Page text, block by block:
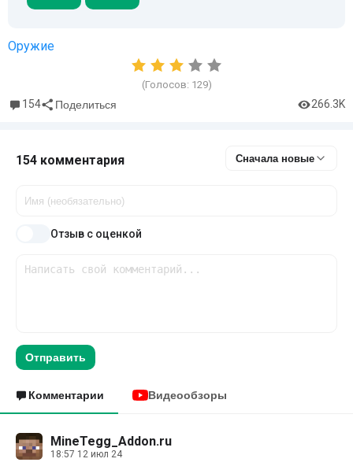
Оружие
(Голосов: 129)
154 Поделиться 266.3K
154 комментария Сначала новые
Отзыв с оценкой
Отправить
Комментарии Видеообзоры
MineTegg_Addon.ru
18:57 12 июл 24